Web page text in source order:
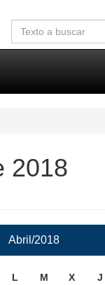
2018
Abril/2018
L M X J